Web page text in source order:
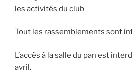
les activités du club
Tout les rassemblements sont
L’accès à la salle du pan est
avril.